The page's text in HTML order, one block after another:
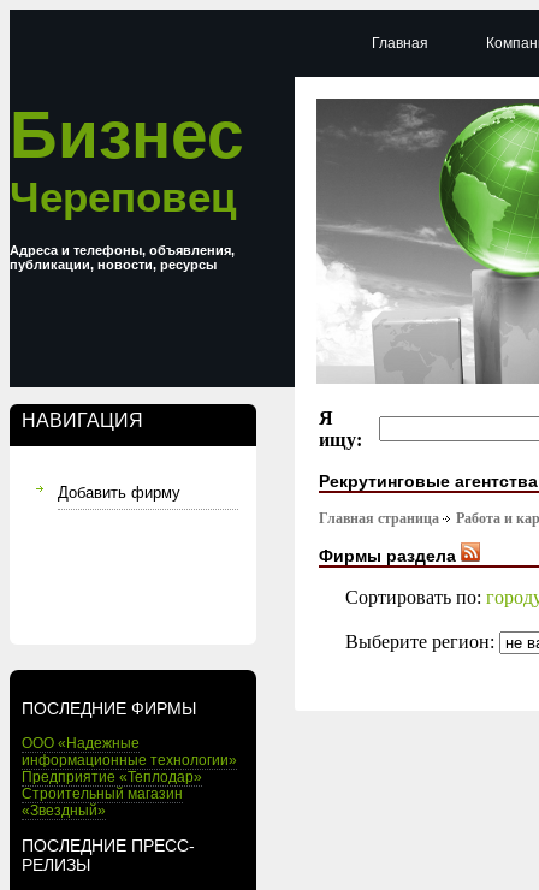
Бизнес
Череповец
Адреса и телефоны, объявления,
публикации, новости, ресурсы
НАВИГАЦИЯ
Добавить фирму
ПОСЛЕДНИЕ ФИРМЫ
ООО «Надежные
информационные технологии»
Предприятие «Теплодар»
Строительный магазин
«Звездный»
ПОСЛЕДНИЕ ПРЕСС-
РЕЛИЗЫ
Главная
Я
ищу:
Рекрутинговые агентства
Главная страница Работа и
Фирмы раздела
Сортировать по:
Выберите регион: